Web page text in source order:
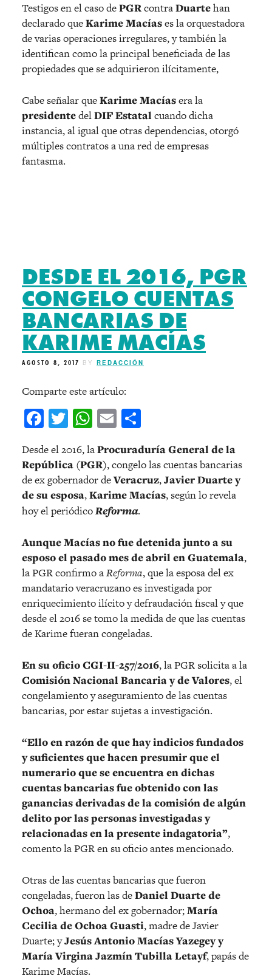
Testigos en el caso dePGRcontraDuartehan
declarado queKarime Macíases la orquestadora
de varias operaciones irregulares, y también la
identifican como la principal beneficiada de las
propiedades que se adquirieron ilícitamente,
Cabe señalar queKarime Macíasera la
presidentedelDIF Estatal cuando dicha
instancia, al igual que otras dependencias, otorgó
múltiples contratos a una red de empresas
fantasma.
DESDE EL 2016, PGR
CONGELO CUENTAS
BANCARIAS DE
KARIME MACÍAS
AGOSTO 8, 2017 BY REDACCIÓN
Comparte este artículo:
Facebook
Twitter
WhatsApp
Email
Desde el 2016, laProcuraduría General de la
República (PGR), congelo las cuentas bancarias
de ex gobernador deVeracruz,Javier Duarte y
de su esposa,Karime Macías, según lo revela
hoy el periódicoReforma.
Aunque Macías no fue detenida junto a su
esposo el pasado mes de abril en Guatemala,
la PGR confirmo aReforma, que la esposa del ex
mandatario veracruzano es investigada por
enriquecimiento ilícito y defraudación fiscal y que
desde el 2016 se tomo la medida de que las cuentas
de Karime fueran congeladas.
En su oficio CGI-II-257/2016, la PGR solicita a la
Comisión Nacional Bancaria y de Valores, el
congelamiento y aseguramiento de las cuentas
bancarias, por estar sujetas a investigación.
“Ello en razón de que hay indicios fundados
y suficientes que hacen presumir que el
numerario que se encuentra en dichas
cuentas bancarias fue obtenido con las
ganancias derivadas de la comisión de algún
delito por las personas investigadas y
relacionadas en la presente indagatoria”,
comento la PGR en su oficio antes mencionado.
Otras de las cuentas bancarias que fueron
congeladas, fueron las deDaniel Duarte de
Ochoa, hermano del ex gobernador;María
Cecilia de Ochoa Guasti, madre de Javier
Duarte; yJesús Antonio Macías Yazegey y
María Virgina Jazmín Tubilla Letayf, papás de
Karime Macías.